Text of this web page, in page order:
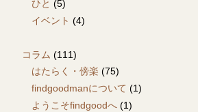
ひと (5)
イベント (4)
コラム (111)
はたらく・傍楽 (75)
findgoodmanについて (1)
ようこそfindgoodへ (1)